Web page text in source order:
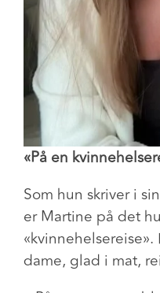
«På en
Som hun skriver i
er Martine på det
dame, glad i mat,